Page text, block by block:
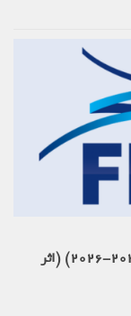
قوانین تکنیکی فدراسیون جهانی شمشیربازی (2025-2026) (اثر